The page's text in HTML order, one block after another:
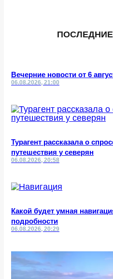
Вечерние новости от 6
06.08.2026, 21:00
Турагент рассказала о
путешествия у северян
06.08.2026, 20:58
Какой будет умная
подробности
06.08.2026, 20:29